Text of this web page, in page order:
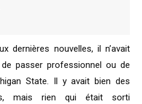
dernières nouvelles, il n’avait
passer professionnel ou de
State. Il y avait bien des
mais rien qui était sorti